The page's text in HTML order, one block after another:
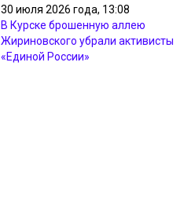
30 июля 2026 года, 13:08
В Курске брошенную аллею
Жириновского убрали активисты
«Единой России»